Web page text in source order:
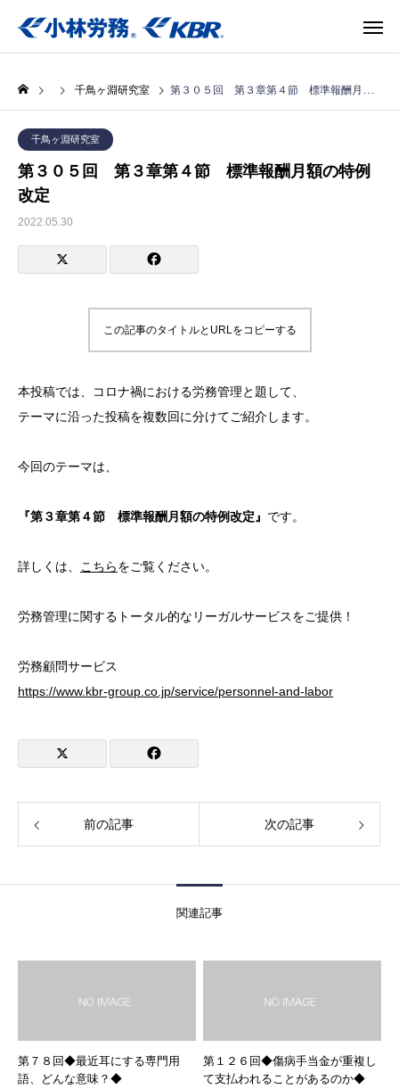
千鳥ヶ淵研究室 第３０５回 第３章第４節 標準報酬月額の特例改定
千鳥ヶ淵研究室
第３０５回 第３章第４節 標準報酬月額の特例
改定
2022.05.30
この記事のタイトルとURLをコピーする
本投稿では、コロナ禍における労務管理と題して、
テーマに沿った投稿を複数回に分けてご紹介します。
今回のテーマは、
『第３章第４節 標準報酬月額の特例改定』 です。
詳しくは、 こちらをご覧ください。
労務管理に関するトータル的なリーガルサービスをご提供！
労務顧問サービス
https://www.kbr-group.co.jp/service/personnel-and-labor
前の記事 次の記事
関連記事
第７８回◆最近耳にする専門用
語、どんな意味？◆
第１２６回◆傷病手当金が重複し
て支払われることがあるのか◆